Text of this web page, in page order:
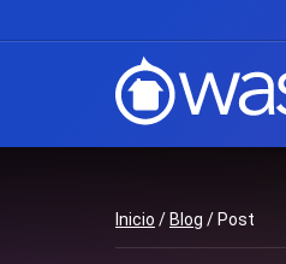
Inicio / Blog / Post